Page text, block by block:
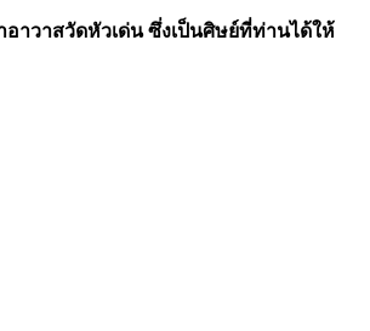
าวาสวัดหัวเด่น ซึ่งเป็นศิษย์ที่ท่านได้ให้